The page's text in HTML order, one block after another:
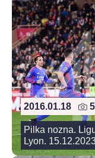
2016.01.18
Pilka nozna.
Lyon.